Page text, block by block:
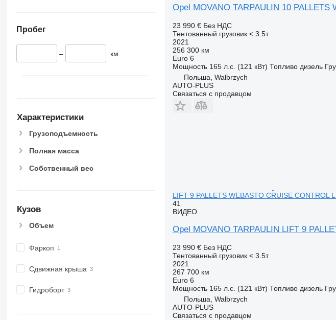
Пробег
– км
Характеристики
Грузоподъемность
Полная масса
Собственный вес
Кузов
Объем
Фаркоп
Сдвижная крыша
Гидроборт
Opel MOVANO TARPAULIN 10 PALLETS
23 990 € Без НДС
Тентованный грузовик < 3.5т
2021
256 300 км
Euro 6
Мощность 165 л.с. (121 кВт) Топливо дизель
Польша, Wałbrzych
AUTO-PLUS
Связаться с продавцом
LIFT 9 PALLETS WEBASTO CRUISE CONTROL
41
ВИДЕО
Opel MOVANO TARPAULIN LIFT 9
23 990 € Без НДС
Тентованный грузовик < 3.5т
2021
267 700 км
Euro 6
Мощность 165 л.с. (121 кВт) Топливо дизель
Польша, Wałbrzych
AUTO-PLUS
Связаться с продавцом